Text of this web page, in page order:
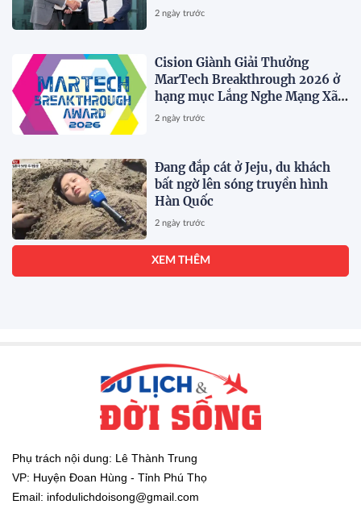
2 ngày trước
Cision Giành Giải Thưởng
MarTech Breakthrough 2026 ở
hạng mục Lắng Nghe Mạng Xã
Hội, Phân Phối Thông Cáo Báo
2 ngày trước
Đang đắp cát ở Jeju, du khách
bất ngờ lên sóng truyền hình
Hàn Quốc
2 ngày trước
XEM THÊM
Phụ trách nội dung: Lê Thành Trung
VP: Huyện Đoan Hùng - Tỉnh Phú Thọ
Email: infodulichdoisong@gmail.com